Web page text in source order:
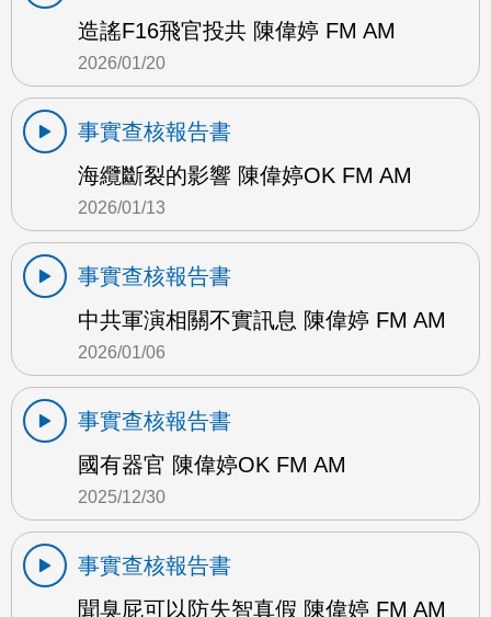
造謠F16飛官投共 陳偉婷 FM AM
2026/01/20
事實查核報告書
海纜斷裂的影響 陳偉婷OK FM AM
2026/01/13
事實查核報告書
中共軍演相關不實訊息 陳偉婷 FM AM
2026/01/06
事實查核報告書
國有器官 陳偉婷OK FM AM
2025/12/30
事實查核報告書
聞臭屁可以防失智真假 陳偉婷 FM AM